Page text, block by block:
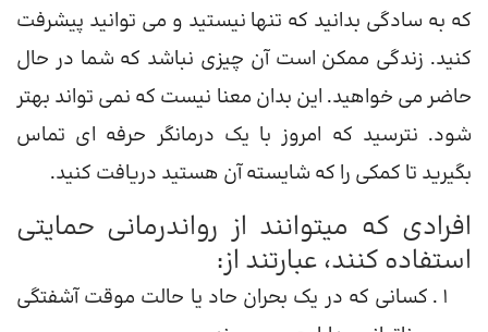
که به سادگی بدانید که تنها نیستید و می توانید پیشرفت
کنید. زندگی ممکن است آن چیزی نباشد که شما در حال
حاضر می خواهید. این بدان معنا نیست که نمی تواند بهتر
شود. نترسید که امروز با یک درمانگر حرفه ای تماس
بگیرید تا کمکی را که شایسته آن هستید دریافت کنید.
افرادی که میتوانند از رواندرمانی حمایتی
استفاده کنند، عبارتند از:
کسانی که در یک بحران حاد یا حالت موقت آشفتگی